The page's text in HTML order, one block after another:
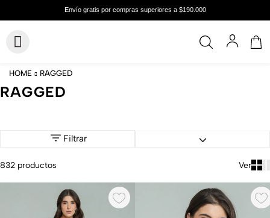
RAGGED
RAGGED
Filtrar
832 productos